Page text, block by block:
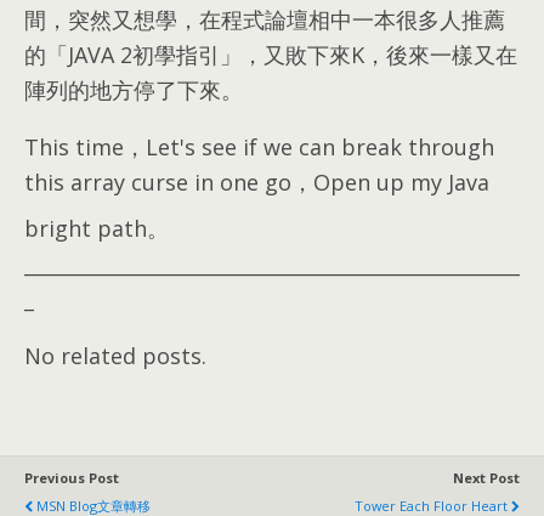
間，突然又想學，在程式論壇相中一本很多人推薦
的「JAVA 2初學指引」，又敗下來K，後來一樣又在
陣列的地方停了下來。
This time，Let's see if we can break through
this array curse in one go，Open up my Java
bright path。
No related posts.
Previous Post
MSN Blog文章轉移
Next Post
Tower Each Floor Heart